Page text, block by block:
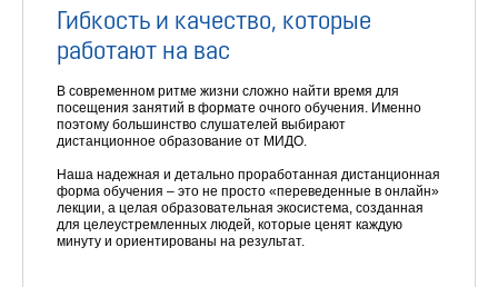
Гибкость и качество, которые
работают на вас
В современном ритме жизни сложно найти время для
посещения занятий в формате очного обучения. Именно
поэтому большинство слушателей выбирают
дистанционное образование от МИДО.
Наша надежная и детально проработанная дистанционная
форма обучения – это не просто «переведенные в онлайн»
лекции, а целая образовательная экосистема, созданная
для целеустремленных людей, которые ценят каждую
минуту и ориентированы на результат.